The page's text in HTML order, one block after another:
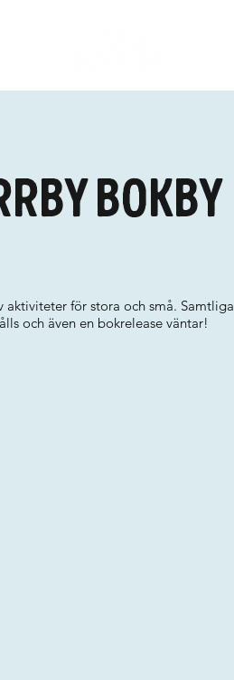
Bokby
för stora och små. Samtliga
och även en bokrelease väntar!